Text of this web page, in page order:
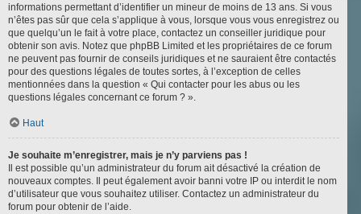
informations permettant d’identifier un mineur de moins de 13 ans. Si vous
n’êtes pas sûr que cela s’applique à vous, lorsque vous vous enregistrez ou
que quelqu’un le fait à votre place, contactez un conseiller juridique pour
obtenir son avis. Notez que phpBB Limited et les propriétaires de ce forum
ne peuvent pas fournir de conseils juridiques et ne sauraient être contactés
pour des questions légales de toutes sortes, à l’exception de celles
mentionnées dans la question « Qui contacter pour les abus ou les
questions légales concernant ce forum ? ».
Haut
Je souhaite m’enregistrer, mais je n’y parviens pas !
Il est possible qu’un administrateur du forum ait désactivé la création de
nouveaux comptes. Il peut également avoir banni votre IP ou interdit le nom
d’utilisateur que vous souhaitez utiliser. Contactez un administrateur du
forum pour obtenir de l’aide.